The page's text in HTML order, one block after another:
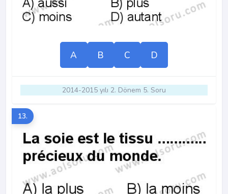
A B C D
2014-2015 yılı 2. Dönem 5. Soru
13.